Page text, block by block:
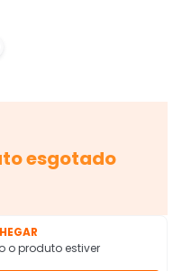
esgotado
o produto estiver